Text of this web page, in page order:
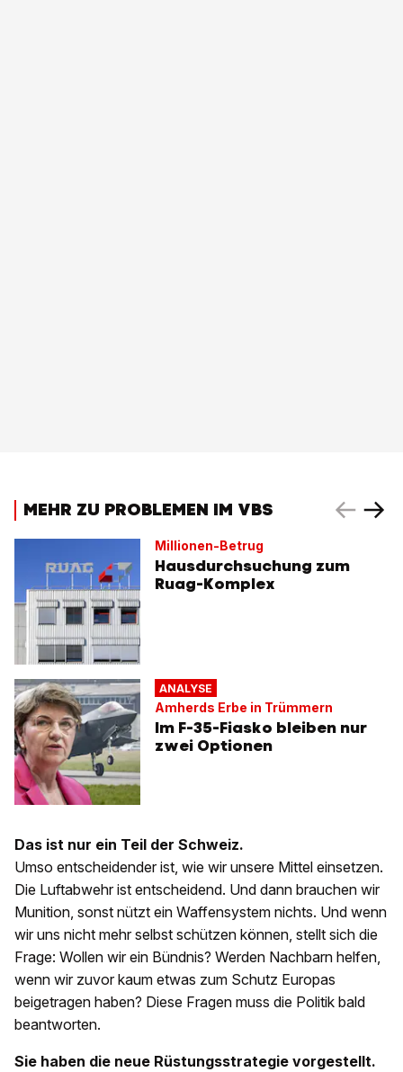
MEHR ZU PROBLEMEN IM VBS
Millionen-Betrug
Hausdurchsuchung zum
Ruag-Komplex
ANALYSE
Amherds Erbe in Trümmern
Im F-35-Fiasko bleiben nur
zwei Optionen
Das ist nur ein Teil der Schweiz.
Umso entscheidender ist, wie wir unsere Mittel einsetzen.
Die Luftabwehr ist entscheidend. Und dann brauchen wir
Munition, sonst nützt ein Waffensystem nichts. Und wenn
wir uns nicht mehr selbst schützen können, stellt sich die
Frage: Wollen wir ein Bündnis? Werden Nachbarn helfen,
wenn wir zuvor kaum etwas zum Schutz Europas
beigetragen haben? Diese Fragen muss die Politik bald
beantworten.
Sie haben die neue Rüstungsstrategie vorgestellt.